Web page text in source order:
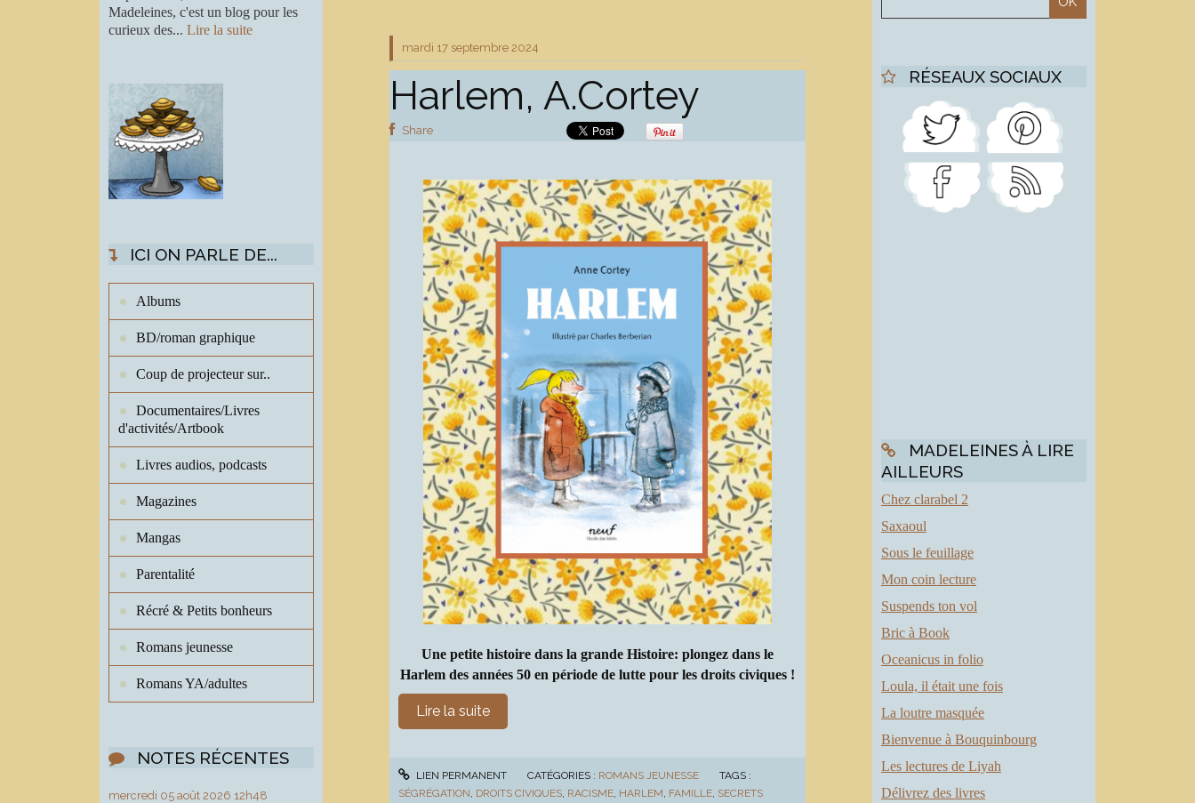
Madeleines, c'est un blog pour les
curieux des... Lire la suite
ICI ON PARLE DE...
Albums
BD/roman graphique
Coup de projecteur sur..
Documentaires/Livres
d'activités/Artbook
Livres audios, podcasts
Magazines
Mangas
Parentalité
Récré & Petits bonheurs
Romans jeunesse
Romans YA/adultes
NOTES RÉCENTES
mercredi 05 août 2026 12h48
mardi 17 septembre 2024
Harlem, A.Cortey
Share
Une petite histoire dans la grande Histoire: plongez dans le
Harlem des années 50 en période de lutte pour les droits civiques !
Lire la suite
LIEN PERMANENT CATÉGORIES : ROMANS JEUNESSE
TAGS :
SÉGRÉGATION DROITS CIVIQUES, RACISME, HARLEM FAMILLE, SECRETS
RÉSEAUX SOCIAUX
MADELEINES À LIRE
AILLEURS
Chez clarabel 2
Saxaoul
Sous le feuillage
Mon coin lecture
Suspends ton vol
Bric à Book
Oceanicus in folio
Loula, il était une fois
La loutre masquée
Bienvenue à Bouquinbourg
Les lectures de Liyah
Délivrez des livres